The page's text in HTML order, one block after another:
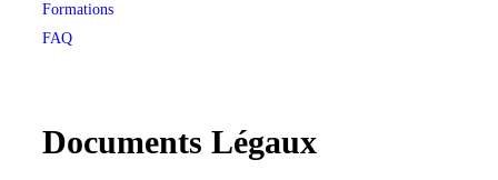
Formations
FAQ
Documents Légaux